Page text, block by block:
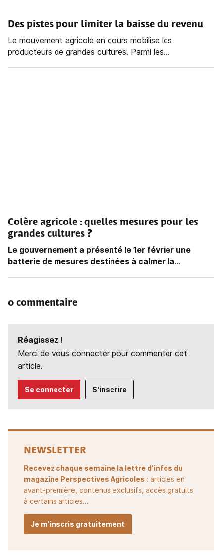
Des pistes pour limiter la baisse du revenu
Le mouvement agricole en cours mobilise les
producteurs de grandes cultures. Parmi les...
Colère agricole : quelles mesures pour les
grandes cultures ?
Le gouvernement a présenté le 1er février une
batterie de mesures destinées à calmer la...
0 commentaire
Réagissez !
Merci de vous connecter pour commenter cet
article.
Se connecter S'inscrire
NEWSLETTER
Recevez chaque semaine la lettre d'infos du
magazine Perspectives Agricoles : articles en
avant-première, contenus exclusifs, accès gratuits
à certains articles...
Je m'inscris gratuitement